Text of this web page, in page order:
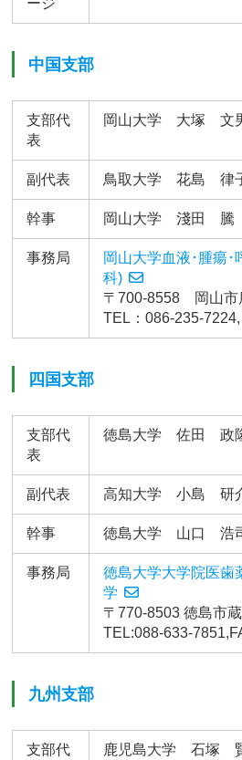
ージ
中国支部
支部代
表
岡山大学 大塚 文
副代表 鳥取大学 花島 律
幹事 岡山大学 淺田 騰
事務局
岡山大学血液･腫瘍･
科)
〒700-8558 岡山市
TEL：086-235-
四国支部
支部代
表
徳島大学 佐田 政
副代表 高知大学 小島 研
幹事 徳島大学 山口 浩
事務局
徳島大学大学院医歯
学
〒770-8503 徳島市
TEL:088-633-
九州支部
支部代
鹿児島大学 石塚